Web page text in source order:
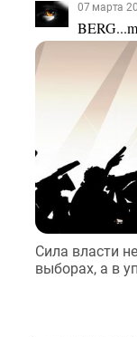
07 марта
Сила власти
выборах, а в